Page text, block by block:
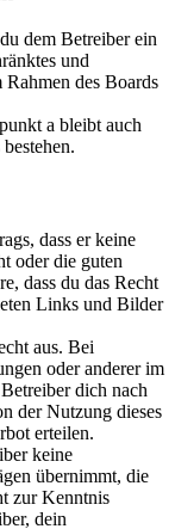
dem Betreiber ein
und
des Boards
a bleibt auch
dass er keine
oder die guten
dass du das Recht
Links und Bilder
aus. Bei
oder anderer im
dich nach
der Nutzung dieses
erteilen.
keine
übernimmt, die
zur Kenntnis
dein